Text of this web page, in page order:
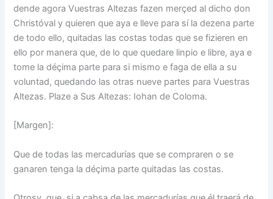
dende agora Vuestras Altezas fazen merçed al dicho don
Christóval y quieren que aya e lleve para sí la dezena parte
de todo ello, quitadas las costas todas que se fizieren en
ello por manera que, de lo que quedare linpio e libre, aya e
tome la déçima parte para si mismo e faga de ella a su
voluntad, quedando las otras nueve partes para Vuestras
Altezas. Plaze a Sus Altezas: Iohan de Coloma.
[Margen]:
Que de todas las mercadurías que se compraren o se
ganaren tenga la déçima parte quitadas las costas.